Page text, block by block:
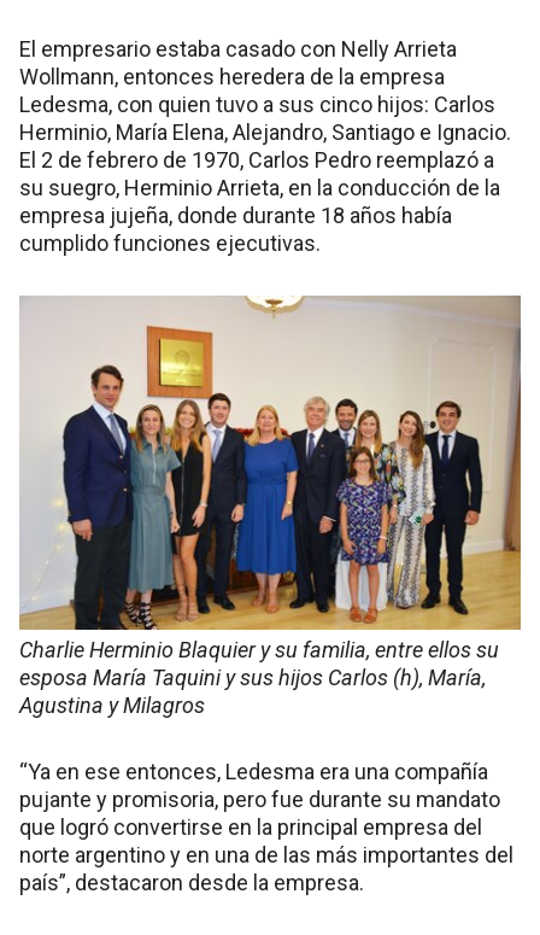
El empresario estaba casado con Nelly Arrieta
Wollmann, entonces heredera de la empresa
Ledesma, con quien tuvo a sus cinco hijos: Carlos
Herminio, María Elena, Alejandro, Santiago e Ignacio.
El 2 de febrero de 1970, Carlos Pedro reemplazó a
su suegro, Herminio Arrieta, en la conducción de la
empresa jujeña, donde durante 18 años había
cumplido funciones ejecutivas.
Charlie Herminio Blaquier y su familia, entre ellos su
esposa María Taquini y sus hijos Carlos (h), María,
Agustina y Milagros
“Ya en ese entonces, Ledesma era una compañía
pujante y promisoria, pero fue durante su mandato
que logró convertirse en la principal empresa del
norte argentino y en una de las más importantes del
país”, destacaron desde la empresa.